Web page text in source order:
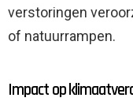
verstoringen
of natuurrampen.
Impact op